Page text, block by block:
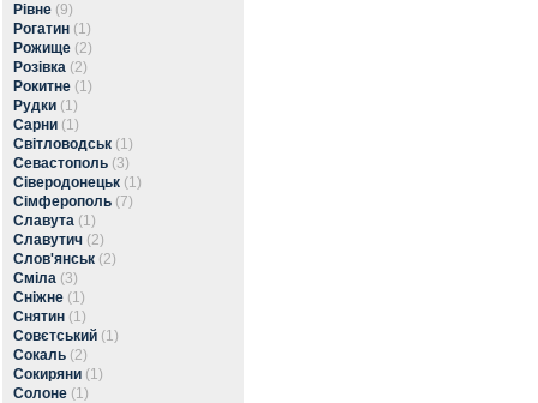
Рівне (9)
Рогатин (1)
Рожище (2)
Розівка (2)
Рокитне (1)
Рудки (1)
Сарни (1)
Світловодськ (1)
Севастополь (3)
Сіверодонецьк (1)
Сімферополь (7)
Славута (1)
Славутич (2)
Слов'янськ (2)
Сміла (3)
Сніжне (1)
Снятин (1)
Совєтський (1)
Сокаль (2)
Сокиряни (1)
Солоне (1)